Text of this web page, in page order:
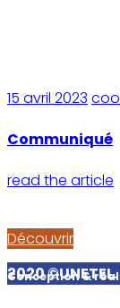
15 avril 2023
Communiqué
read the article
Découvrir
2020
Conception &